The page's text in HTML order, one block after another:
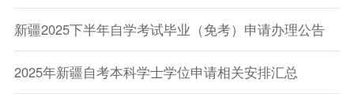
新疆2025下半年自学考试毕业（免考）申请办理公告
2025年新疆自考本科学士学位申请相关安排汇总